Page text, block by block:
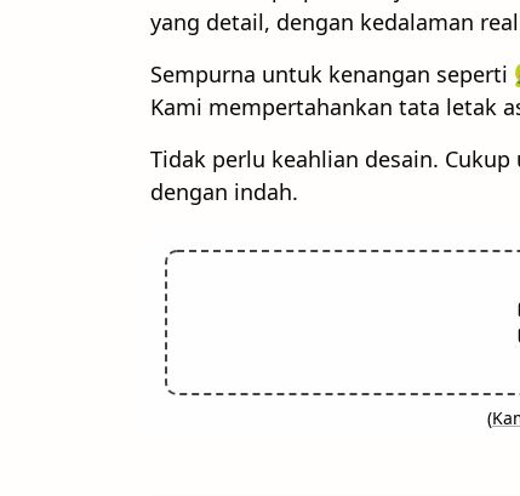
yang detail, dengan kedalaman
Sempurna untuk kenangan
Kami mempertahankan tata letak
Tidak perlu keahlian desain.
dengan indah.
(